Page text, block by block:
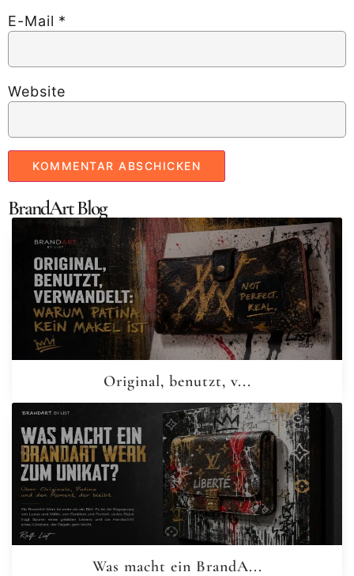
E-Mail *
Website
BrandArt Blog
Original, benutzt, v...
Was macht ein BrandA...